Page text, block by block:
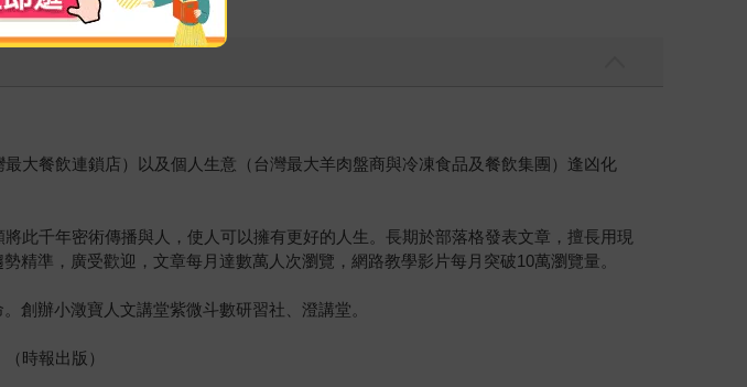
大餐飲連鎖店）以及個人生意（台灣最大羊肉盤商與冷凍食品及餐飲集團）逢凶化
此千年密術傳播與人，使人可以擁有更好的人生。長期於部落格發表文章，擅長用現
準，廣受歡迎，文章每月達數萬人次瀏覽，網路教學影片每月突破10萬瀏覽量。
創辦小澂寶人文講堂紫微斗數研習社、澄講堂。
時報出版）